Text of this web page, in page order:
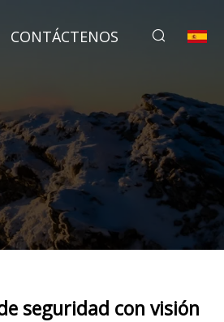
CONTÁCTENOS
seguridad con visión